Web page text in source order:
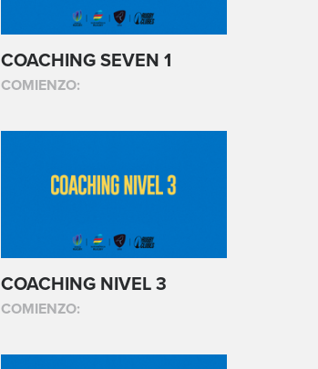
COACHING SEVEN 1
COMIENZO:
COACHING NIVEL 3
COMIENZO: